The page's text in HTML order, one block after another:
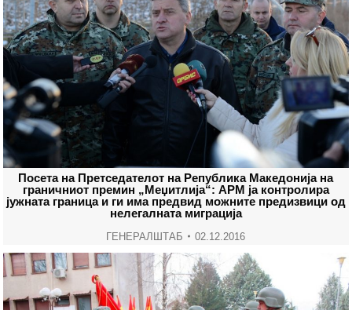
Посета на Претседателот на Република Македонија на
граничниот премин „Меџитлија“: АРМ ја контролира
јужната граница и ги има предвид можните предизвици од
нелегалната миграција
ГЕНЕРАЛШТАБ 02.12.2016